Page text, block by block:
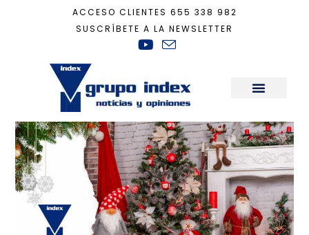
ACCESO CLIENTES 655 338 982
SUSCRÍBETE A LA NEWSLETTER
Actualidad